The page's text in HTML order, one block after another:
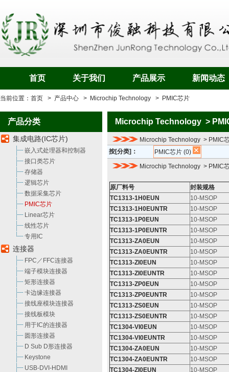
首页 关于我们 产品展示 新闻动态
当前位置： 首页 > 产品中心 > Microchip Technology > PMIC芯片
产品分类
集成电路(IC芯片)
嵌入式处理器和控制器
接口类芯片
存储器
逻辑芯片
数据采集芯片
PMIC芯片
Linear芯片
线性芯片
专用IC
连接器
FPC／FFC连接器
端子模块连接器
矩形连接器
卡边缘连接器
接线座模块连接器
接线板模块
用于IC的连接器
圆形连接器
D Sub D形连接器
Keystone
USB-DVI-HDMI
Microchip Technology >
Microchip Technology > PMIC
按[分类]：
PMIC芯片 (0)
Microchip Technology > PMIC
原厂料号
封装规格
TC1313-1H0EUN
10-MSOP
TC1313-1H0EUNTR
10-MSOP
TC1313-1P0EUN
10-MSOP
TC1313-1P0EUNTR
10-MSOP
TC1313-ZA0EUN
10-MSOP
TC1313-ZA0EUNTR
10-MSOP
TC1313-ZI0EUN
10-MSOP
TC1313-ZI0EUNTR
10-MSOP
TC1313-ZP0EUN
10-MSOP
TC1313-ZP0EUNTR
10-MSOP
TC1313-ZS0EUN
10-MSOP
TC1313-ZS0EUNTR
10-MSOP
TC1304-VI0EUN
10-MSOP
TC1304-VI0EUNTR
10-MSOP
TC1304-ZA0EUN
10-MSOP
TC1304-ZA0EUNTR
10-MSOP
TC1304-ZI0EUN
10-MSOP